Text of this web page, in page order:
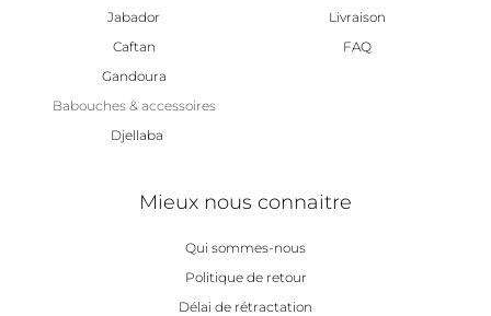
Jabador
Caftan
Gandoura
Babouches & accessoires
Djellaba
Livraison
FAQ
Mieux nous connaitre
Qui sommes-nous
Politique de retour
Délai de rétractation